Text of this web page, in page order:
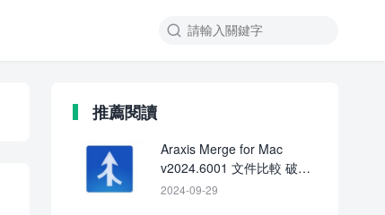

推薦閱讀
Araxis Merge for Mac
v2024.6001 文件比較 破解
版下載
2024-09-29